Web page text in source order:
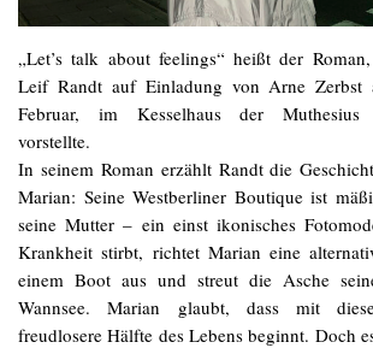
„Let’s talk about feelings“ heißt der
Leif Randt auf Einladung von Arne Zerbst
Februar, im Kesselhaus der Muthesius
vorstellte.
In seinem Roman erzählt Randt die
Marian: Seine Westberliner Boutique ist
seine Mutter – ein einst ikonisches
Krankheit stirbt, richtet Marian eine
einem Boot aus und streut die Asche
Wannsee. Marian glaubt, dass mit
freudlosere Hälfte des Lebens beginnt. Doch